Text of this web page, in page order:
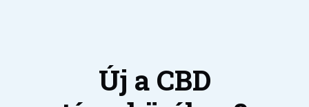
Új a CBD